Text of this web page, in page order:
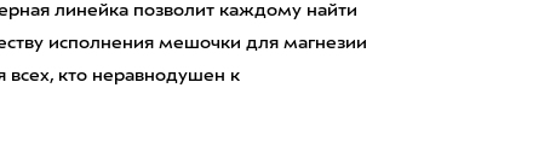
линейка позволит каждому найти
исполнения мешочки для магнезии
всех, кто неравнодушен к